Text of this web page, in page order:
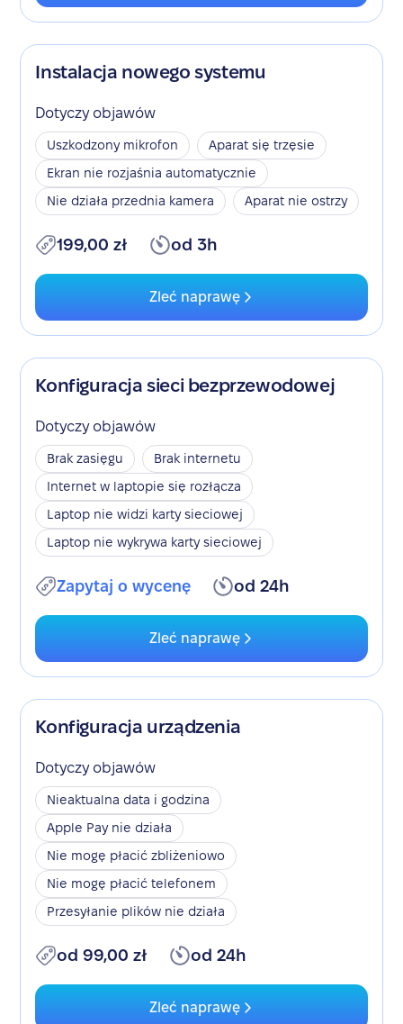
Instalacja nowego systemu
Dotyczy objawów
Uszkodzony mikrofon
Aparat się trzęsie
Ekran nie rozjaśnia automatycznie
Nie działa przednia kamera
Aparat nie ostrzy
199,00 zł od 3h
Zleć naprawę
Konfiguracja sieci bezprzewodowej
Dotyczy objawów
Brak zasięgu
Brak internetu
Internet w laptopie się rozłącza
Laptop nie widzi karty sieciowej
Laptop nie wykrywa karty sieciowej
Zapytaj o wycenę od 24h
Zleć naprawę
Konfiguracja urządzenia
Dotyczy objawów
Nieaktualna data i godzina
Apple Pay nie działa
Nie mogę płacić zbliżeniowo
Nie mogę płacić telefonem
Przesyłanie plików nie działa
od 99,00 zł od 24h
Zleć naprawę